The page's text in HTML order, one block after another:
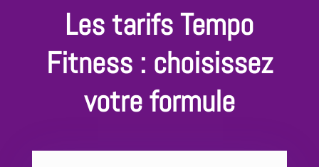
Les tarifs Tempo
Fitness : choisissez
votre formule